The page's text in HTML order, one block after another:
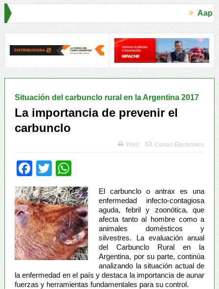
una Producción Responsable Alimentos seguros, la
Situación del carbunclo rural en la Argentina 2017
La importancia de prevenir el
carbunclo
Print Correo Electrónico
Facebook
Twitter
El carbunclo o antrax es una
enfermedad infecto-contagiosa
aguda, febril y zoonótica, que
afecta tanto al hombre como a
animales domésticos y
silvestres. La evaluación anual
del Carbunclo Rural en la
Argentina, por su parte, continúa
analizando la situación actual de
la enfermedad en el país y destaca la importancia de aunar
fuerzas y herramientas fundamentales para su control.